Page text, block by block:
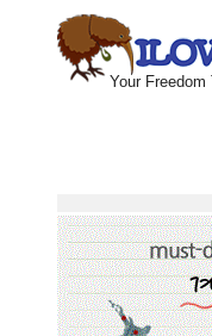
Your Freedom